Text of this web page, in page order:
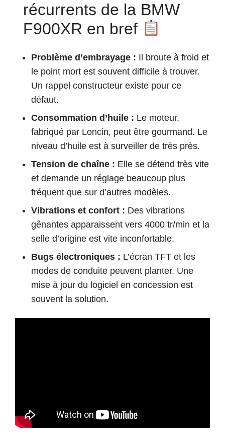
récurrents de la BMW
F900XR en bref
Problème d’embrayage : Il broute à froid et
le point mort est souvent difficile à trouver.
Un rappel constructeur existe pour ce
défaut.
Consommation d’huile : Le moteur,
fabriqué par Loncin, peut être gourmand. Le
niveau d’huile est à surveiller de très près.
Tension de chaîne : Elle se détend très vite
et demande un réglage beaucoup plus
fréquent que sur d’autres modèles.
Vibrations et confort : Des vibrations
gênantes apparaissent vers 4000 tr/min et la
selle d’origine est vite inconfortable.
Bugs électroniques : L’écran TFT et les
modes de conduite peuvent planter. Une
mise à jour du logiciel en concession est
souvent la solution.